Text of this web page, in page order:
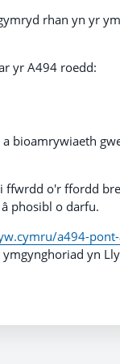
rhan yn yr
yr A494 roedd:
bioamrywiaeth
ffwrdd o'r ffordd
phosibl o darfu.
a494-
yn